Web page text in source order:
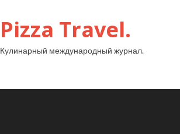
Pizza Travel.
Кулинарный международный журнал.